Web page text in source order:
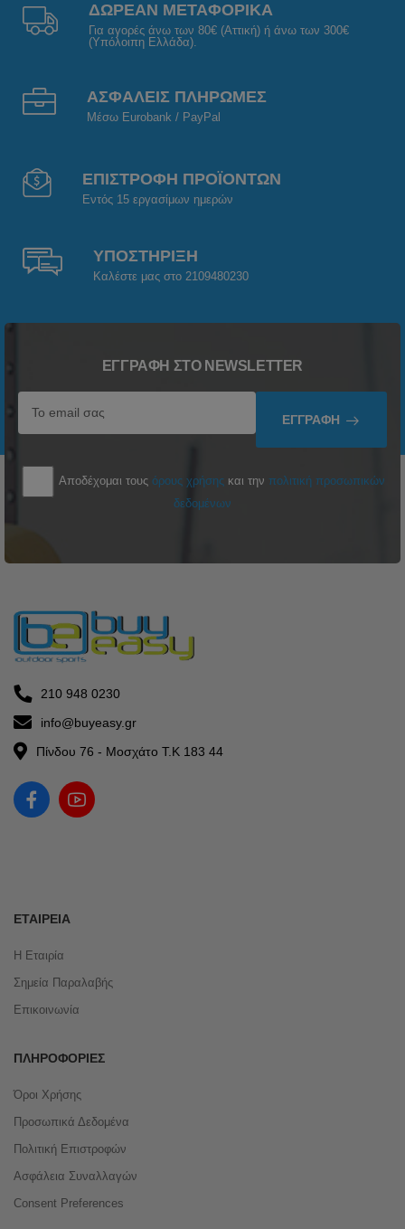
ΔΩΡΕΑΝ ΜΕΤΑΦΟΡΙΚΑ
Για αγορές άνω των 80€ (Αττική) ή άνω των 300€
(Υπόλοιπη Ελλάδα).
ΑΣΦΑΛΕΙΣ ΠΛΗΡΩΜΕΣ
Μέσω Eurobank / PayPal
ΕΠΙΣΤΡΟΦΗ ΠΡΟΪΟΝΤΩΝ
Εντός 15 εργασίμων ημερών
ΥΠΟΣΤΗΡΙΞΗ
Καλέστε μας στο 2109480230
ΕΓΓΡΑΦΉ ΣΤΟ NEWSLETTER
ΕΓΓΡΑΦΉ
Αποδέχομαι τους όρους χρήσης και την πολιτική προσωπικών
δεδομένων
210 948 0230
info@buyeasy.gr
Πίνδου 76 - Μοσχάτο Τ.Κ 183 44
ΕΤΑΙΡΕΊΑ
Η Εταιρία
Σημεία Παραλαβής
Επικοινωνία
ΠΛΗΡΟΦΟΡΊΕΣ
Όροι Χρήσης
Προσωπικά Δεδομένα
Πολιτική Επιστροφών
Ασφάλεια Συναλλαγών
Consent Preferences